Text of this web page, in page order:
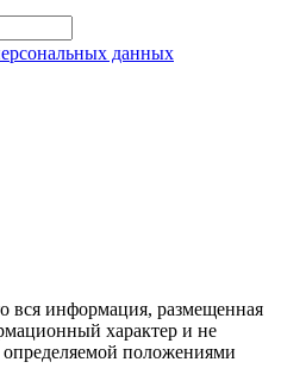
данных
вся информация, размещенная
характер и не
положениями